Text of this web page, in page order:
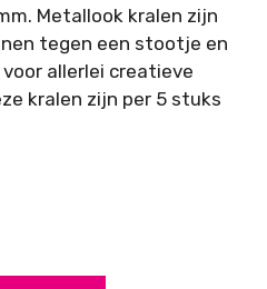
Metallook kralen zijn
tegen een stootje en
allerlei creatieve
kralen zijn per 5 stuks